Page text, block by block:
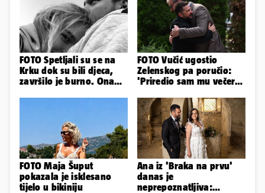
FOTO Spetljali su se na
Krku dok su bili djeca,
završilo je burno. Ona
FOTO Vučić ugostio
Zelenskog pa poručio:
'Priredio sam mu večeru
FOTO Maja Šuput
pokazala je isklesano
tijelo u bikiniju
Ana iz 'Braka na prvu'
danas je
neprepoznatljiva: